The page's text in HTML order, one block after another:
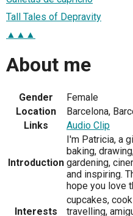
Tall Tales of Depravity
▲▲▲
About me
Gender
Female
Location
Barcelona,
Links
Audio Clip
Introduction
I'm Patricia, a
baking,
gardening,
and inspiring.
hope you love
Interests
cupcakes,
travelling,